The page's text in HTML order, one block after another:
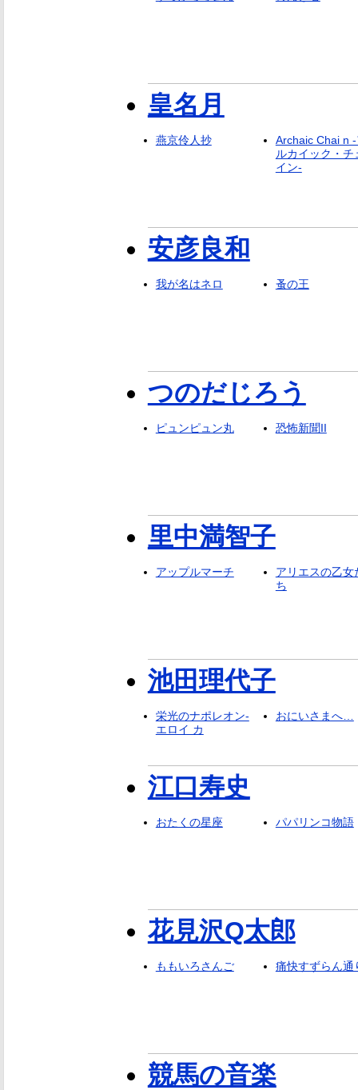
皇名月
燕京伶人抄
Archaic Chai n
ルカイック・チ
イン-
安彦良和
我が名はネロ 蚤の王
つのだじろう
ピュンピュン丸 恐怖新聞II
里中満智子
アップルマーチ
アリエスの乙女
ち
池田理代子
栄光のナポレオン-
エロイ カ
おにいさまへ…
江口寿史
おたくの星座 パパリンコ物語
花見沢Q太郎
ももいろさんご 痛快すずらん通
競馬の音楽